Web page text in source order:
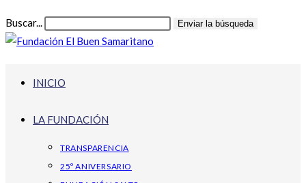
Buscar... Enviar la búsqueda
INICIO
LA FUNDACIÓN
TRANSPARENCIA
25º ANIVERSARIO